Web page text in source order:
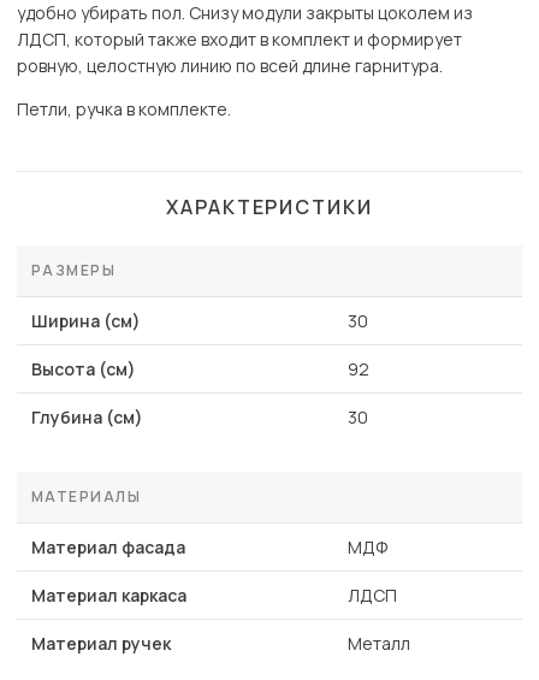
удобно убирать пол. Снизу модули закрыты цоколем из
ЛДСП, который также входит в комплект и формирует
ровную, целостную линию по всей длине гарнитура.
Петли, ручка в комплекте.
ХАРАКТЕРИСТИКИ
РАЗМЕРЫ
Ширина (см) 30
Высота (см) 92
Глубина (см) 30
МАТЕРИАЛЫ
Материал фасада МДФ
Материал каркаса ЛДСП
Материал ручек Металл